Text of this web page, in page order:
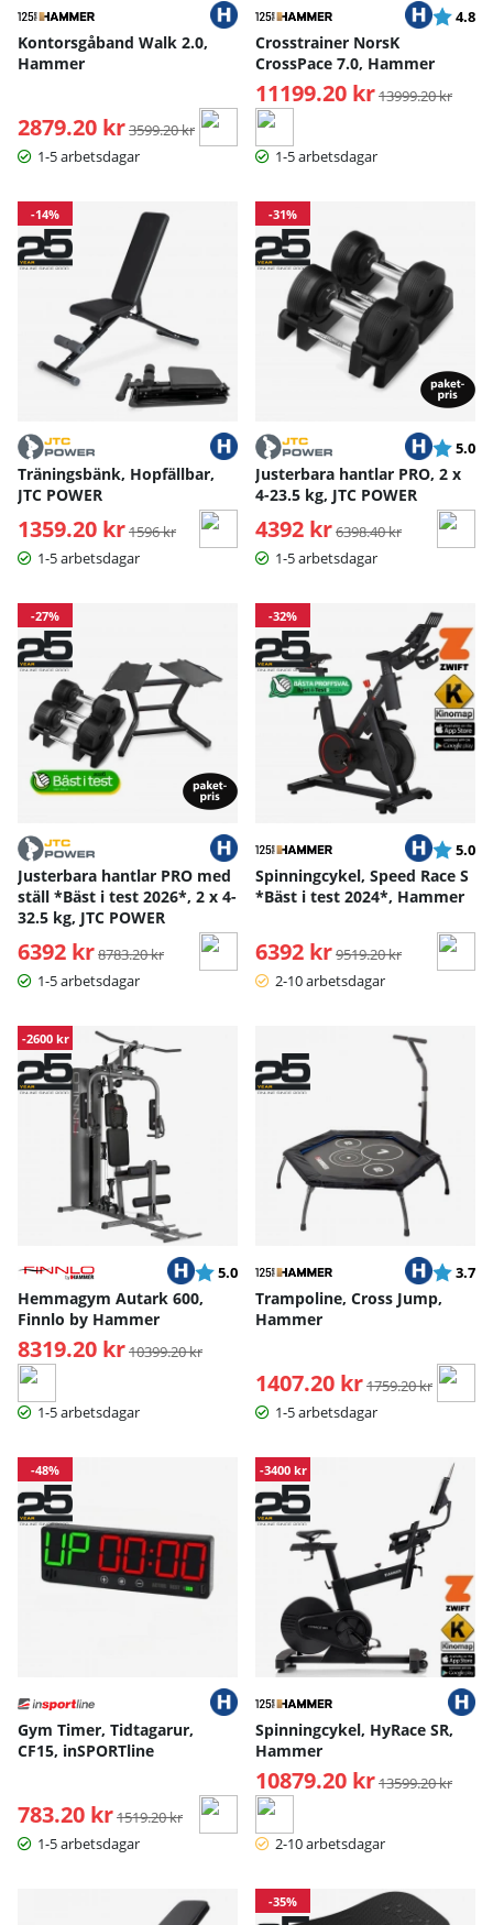
Kontorsgåband Walk 2.0,
Hammer
2879.20 kr Ordinarie pris:
3599.20 kr
1-5 arbetsdagar
Betyg:
4.8
Crosstrainer NorsK
CrossPace 7.0, Hammer
11199.20 kr Ordinarie pris:
13999.20 kr
1-5 arbetsdagar
-14%
Träningsbänk, Hopfällbar,
JTC POWER
1359.20 kr Ordinarie pris:
1596 kr
1-5 arbetsdagar
-31%
Betyg:
5.0
Justerbara hantlar PRO, 2 x
4-23.5 kg, JTC POWER
4392 kr Ordinarie pris:
6398.40 kr
1-5 arbetsdagar
-27%
Justerbara hantlar PRO med
ställ *Bäst i test 2026*, 2 x 4-
32.5 kg, JTC POWER
6392 kr Ordinarie pris:
8783.20 kr
1-5 arbetsdagar
-32%
Betyg:
5.0
Spinningcykel, Speed Race S
*Bäst i test 2024*, Hammer
6392 kr Ordinarie pris:
9519.20 kr
2-10 arbetsdagar
-2600 kr
Betyg:
5.0 utav 5 stjärnor
Hemmagym Autark 600,
Finnlo by Hammer
8319.20 kr Ordinarie pris:
10399.20 kr
1-5 arbetsdagar
Betyg:
3.7
Trampoline, Cross Jump,
Hammer
1407.20 kr Ordinarie pris:
1759.20 kr
1-5 arbetsdagar
-48%
Gym Timer, Tidtagarur,
CF15, inSPORTline
783.20 kr Ordinarie pris:
1519.20 kr
1-5 arbetsdagar
-3400 kr
Spinningcykel, HyRace SR,
Hammer
10879.20 kr Ordinarie pris:
13599.20 kr
2-10 arbetsdagar
-35%